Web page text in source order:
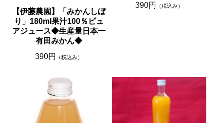
【伊藤農園】「みかんしぼ
り」180ml果汁100％ピュ
アジュース◆生産量日本一
有田みかん◆
390円
（税込み）
390円
（税込み）